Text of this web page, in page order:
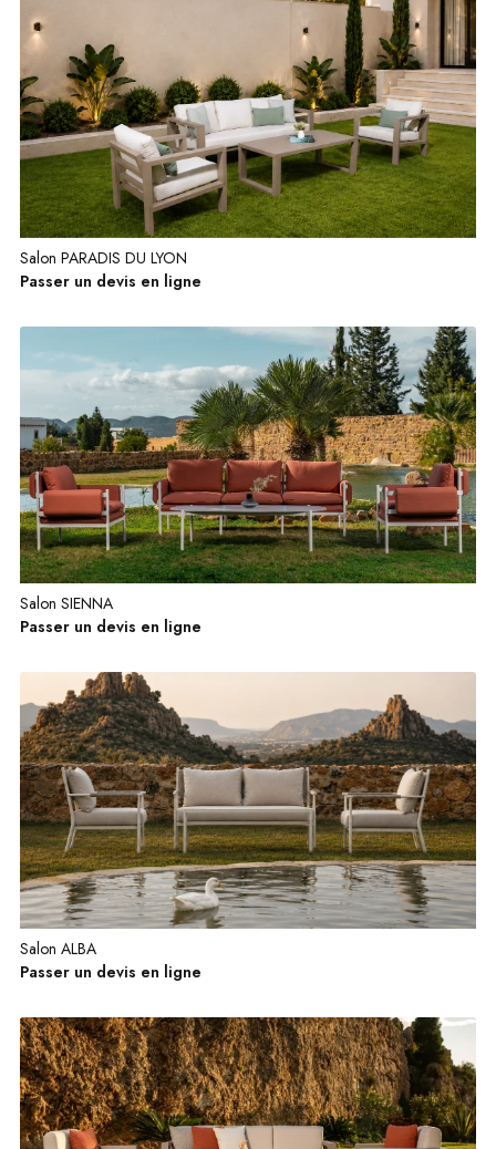
Salon PARADIS DU LYON
Passer un devis en ligne
Salon SIENNA
Passer un devis en ligne
Salon ALBA
Passer un devis en ligne